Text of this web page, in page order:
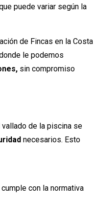
puede variar según la
de Fincas en la Costa
le podemos
sin compromiso
de la piscina se
necesarios. Esto
con la normativa